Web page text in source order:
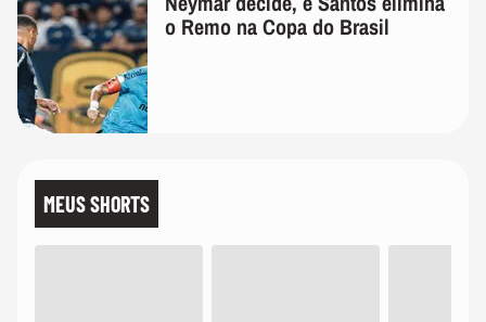
o Remo na Copa do Brasil
MEUS SHORTS